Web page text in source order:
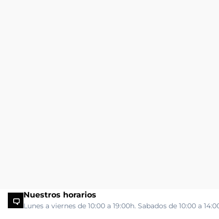
Nuestros horarios
Lunes a viernes de 10:00 a 19:00h. Sabados de 10:00 a